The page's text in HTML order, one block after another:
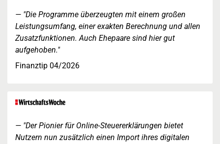
"Die Programme überzeugten mit einem großen
Leistungsumfang, einer exakten Berechnung und allen
Zusatzfunktionen. Auch Ehepaare sind hier gut
aufgehoben."
Finanztip 04/2026
"Der Pionier für Online-Steuererklärungen bietet
Nutzern nun zusätzlich einen Import ihres digitalen